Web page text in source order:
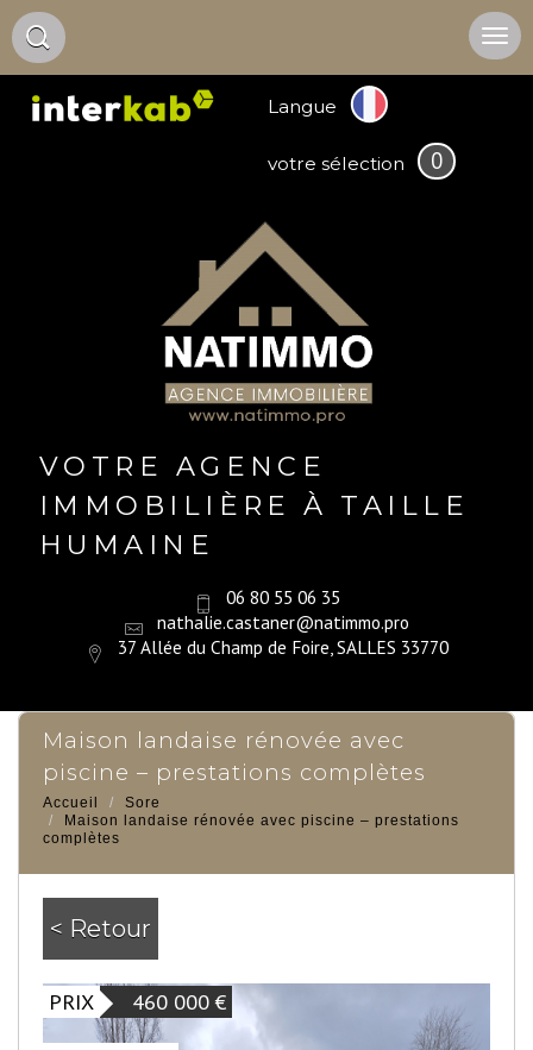
Langue
votre sélection 0
VOTRE AGENCE
IMMOBILIÈRE À TAILLE
HUMAINE
06 80 55 06 35
nathalie.castaner@natimmo.pro
37 Allée du Champ de Foire, SALLES 33770
maison landaise rénovée avec
piscine – prestations complètes
Accueil
Sore
Maison landaise rénovée avec piscine – prestations
complètes
< Retour
PRIX 460 000 €